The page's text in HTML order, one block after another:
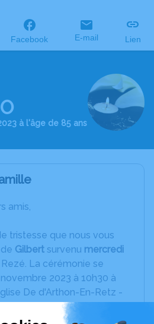
Facebook E-mail Lien
à l'âge de 85 ans
amis,
tristesse que nous vous
Gilbert survenu mercredi
Rezé. La cérémonie se
2023 à 10h30 à
De d'Arthon-En-Retz -
Chaumes en Retz.